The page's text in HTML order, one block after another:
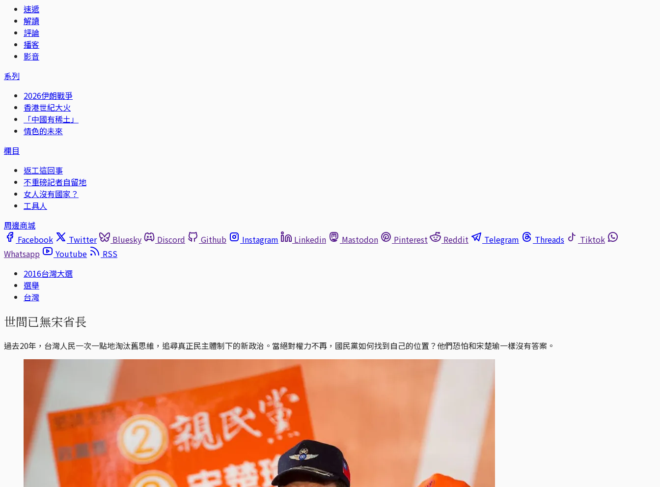
速遞
解讀
評論
播客
影音
系列
2026伊朗戰爭
香港世紀大火
「中國有稀土」
情色的未來
欄目
返工這回事
不重磅記者自留地
女人沒有國家？
工具人
周邊商城
Facebook
Twitter Bluesky Discord Github Instagram Linkedin Mastodon Pinterest Reddit Telegram Threads
Tiktok
Whatsapp
Youtube
RSS
2016台灣大選
選舉
台灣
世間已無宋省長
過去20年，台灣人民一次一點地淘汰舊思維，追尋真正民主體制下的新政治。當絕對權力不再，國民黨如何找到自己的位置？他們恐怕和宋楚瑜一樣沒有答案。